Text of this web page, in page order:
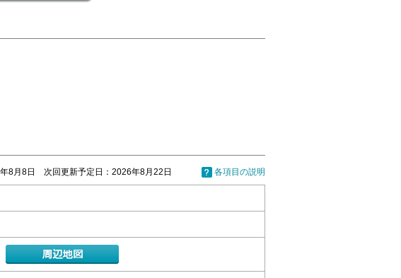
8月8日 次回更新予定日：2026年8月22日 各項目の説明